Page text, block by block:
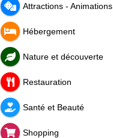
Attractions - Animations
Hébergement
Nature et découverte
Restauration
Santé et Beauté
Shopping